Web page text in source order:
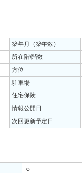
築年月（築年数）
所在階/階数
方位
駐車場
住宅保険
情報公開日
次回更新予定日
○